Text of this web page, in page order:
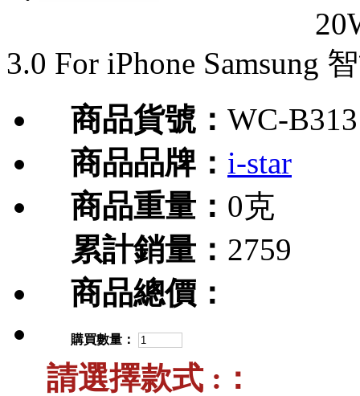
3.0 For iPhone Samsung
商品貨號： WC-B313
商品品牌： i-star
商品重量： 0克
累計銷量： 2759
商品總價：
購買數量：
請選擇款式 :：